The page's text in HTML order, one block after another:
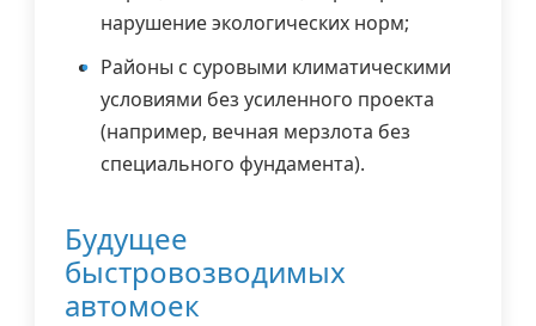
нарушение экологических норм;
Районы с суровыми климатическими
условиями без усиленного проекта
(например, вечная мерзлота без
специального фундамента).
Будущее
быстровозводимых
автомоек